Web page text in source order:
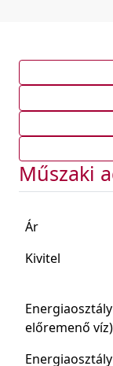
Műszaki
Ár
Kivitel
előremenő víz)